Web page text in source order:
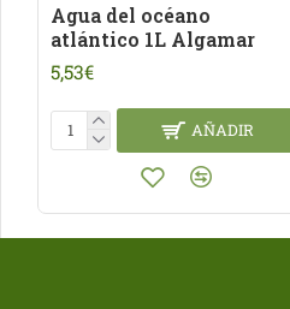
Agua del océano
atlántico 1L Algamar
5,53€
AÑADIR